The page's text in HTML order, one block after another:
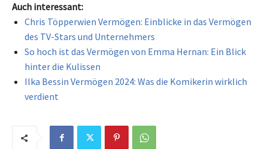
Auch interessant:
Chris Töpperwien Vermögen: Einblicke in das Vermögen
des TV-Stars und Unternehmers
So hoch ist das Vermögen von Emma Hernan: Ein Blick
hinter die Kulissen
Ilka Bessin Vermögen 2024: Was die Komikerin wirklich
verdient